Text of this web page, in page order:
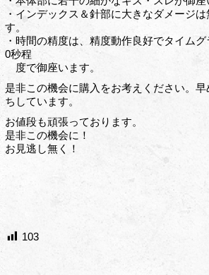
・インデックス＆針部に大きなダメージ
す。
・時間の精度は、精度動作良好でタイム
0秒程
度で御座います。
是非この機会に購入をお考えください。
ちしています。
お値段も頑張っております。
是非この機会に！
お見逃し無く！
103